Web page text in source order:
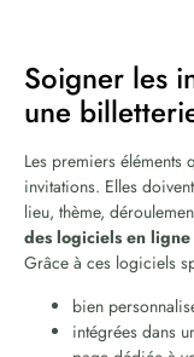
Soigner les
une
Les premiers éléments
invitations. Elles
lieu, thème,
des logiciels en
Grâce à ces logiciels
bien
intégrées dans